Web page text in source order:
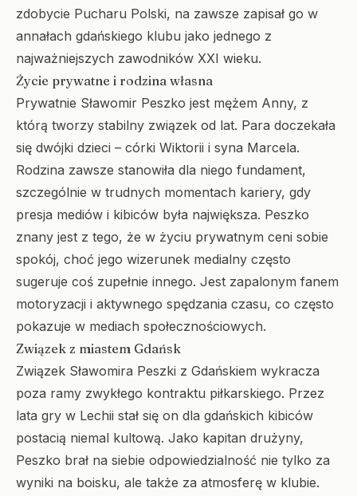
zdobycie Pucharu Polski, na zawsze zapisał go w
annałach gdańskiego klubu jako jednego z
najważniejszych zawodników XXI wieku.
Życie prywatne i rodzina własna
Prywatnie Sławomir Peszko jest mężem Anny, z
którą tworzy stabilny związek od lat. Para doczekała
się dwójki dzieci – córki Wiktorii i syna Marcela.
Rodzina zawsze stanowiła dla niego fundament,
szczególnie w trudnych momentach kariery, gdy
presja mediów i kibiców była największa. Peszko
znany jest z tego, że w życiu prywatnym ceni sobie
spokój, choć jego wizerunek medialny często
sugeruje coś zupełnie innego. Jest zapalonym fanem
motoryzacji i aktywnego spędzania czasu, co często
pokazuje w mediach społecznościowych.
Związek z miastem Gdańsk
Związek Sławomira Peszki z Gdańskiem wykracza
poza ramy zwykłego kontraktu piłkarskiego. Przez
lata gry w Lechii stał się on dla gdańskich kibiców
postacią niemal kultową. Jako kapitan drużyny,
Peszko brał na siebie odpowiedzialność nie tylko za
wyniki na boisku, ale także za atmosferę w klubie.